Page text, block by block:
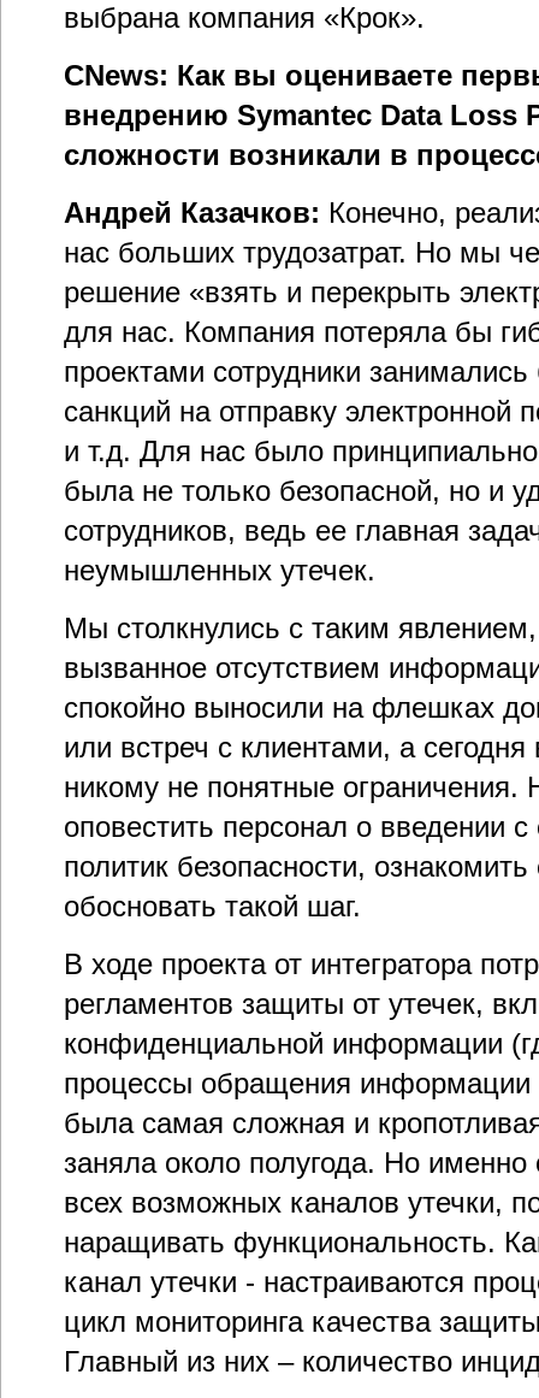
выбрана компания «Крок».
CNews: Как вы оцениваете
внедрению Symantec Data Loss
сложности возникали в
Андрей Казачков: Конечно,
нас больших трудозатрат. Но мы
решение «взять и перекрыть
для нас. Компания потеряла бы
проектами сотрудники
санкций на отправку электронной
и т.д. Для нас было
была не только безопасной, но и
сотрудников, ведь ее главная
неумышленных утечек.
Мы столкнулись с таким
вызванное отсутствием
спокойно выносили на флешках
или встреч с клиентами, а сегодня
никому не понятные ограничения.
оповестить персонал о введении
политик безопасности,
обосновать такой шаг.
В ходе проекта от интегратора
регламентов защиты от утечек,
конфиденциальной информации
процессы обращения информации
была самая сложная и
заняла около полугода. Но
всех возможных каналов утечки,
наращивать функциональность.
канал утечки - настраиваются
цикл мониторинга качества
Главный из них – количество